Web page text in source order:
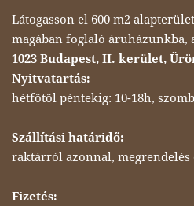
Látogasson el 600 m2
magában foglaló áruházunkba,
1023 Budapest, II. kerület,
Nyitvatartás:
hétfőtől péntekig: 10-18h,
Szállítási határidő:
raktárról azonnal, megrendelés
Fizetés: